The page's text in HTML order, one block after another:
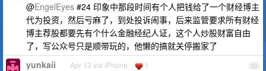
@EngelEyes #24 印象中那段时间有个人把钱给了一个财经博主
代为投资，然后亏麻了，到处投诉闹事，后来监管要求所有财经
博主荐股都要先有个什么金融经纪人证，这个人炒股财富自由
了，写公众号只是顺带玩的，他懒的搞就关停搬家了
92
yunkaii Apr 13 via iPhone 1